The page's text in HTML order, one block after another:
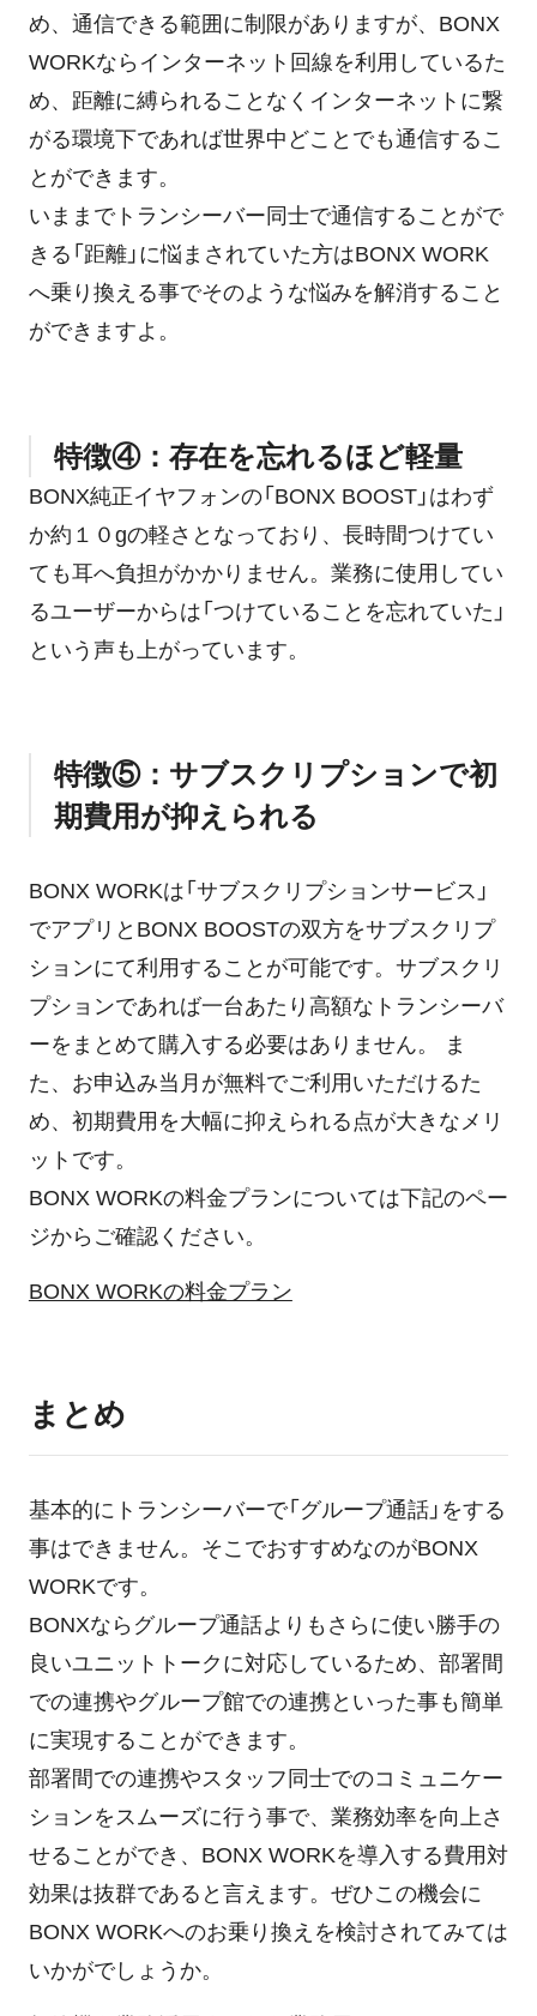
め、通信できる範囲に制限がありますが、BONX
WORKならインターネット回線を利用しているた
め、距離に縛られることなくインターネットに繋
がる環境下であれば世界中どことでも通信するこ
とができます。
いままでトランシーバー同士で通信することがで
きる「距離」に悩まされていた方はBONX WORK
へ乗り換える事でそのような悩みを解消すること
ができますよ。
特徴④：存在を忘れるほど軽量
BONX純正イヤフォンの「BONX BOOST」はわず
か約１０gの軽さとなっており、長時間つけてい
ても耳へ負担がかかりません。業務に使用してい
るユーザーからは「つけていることを忘れていた」
という声も上がっています。
特徴⑤：サブスクリプションで初
期費用が抑えられる
BONX WORKは「サブスクリプションサービス」
でアプリとBONX BOOSTの双方をサブスクリプ
ションにて利用することが可能です。サブスクリ
プションであれば一台あたり高額なトランシーバ
ーをまとめて購入する必要はありません。 ま
た、お申込み当月が無料でご利用いただけるた
め、初期費用を大幅に抑えられる点が大きなメリ
ットです。
BONX WORKの料金プランについては下記のペー
ジからご確認ください。
BONX WORKの料金プラン
まとめ
基本的にトランシーバーで「グループ通話」をする
事はできません。そこでおすすめなのがBONX
WORKです。
BONXならグループ通話よりもさらに使い勝手の
良いユニットトークに対応しているため、部署間
での連携やグループ館での連携といった事も簡単
に実現することができます。
部署間での連携やスタッフ同士でのコミュニケー
ションをスムーズに行う事で、業務効率を向上さ
せることができ、BONX WORKを導入する費用対
効果は抜群であると言えます。ぜひこの機会に
BONX WORKへのお乗り換えを検討されてみては
いかがでしょうか。